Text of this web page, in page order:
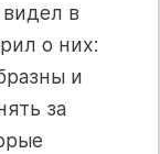
в
о них:
и
за